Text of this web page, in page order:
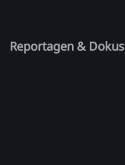
Reportagen & Dokus